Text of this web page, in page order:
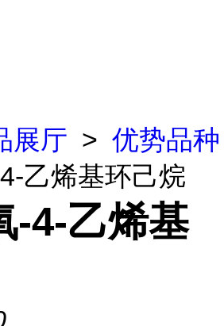
展厅 > 优势品种
乙烯基环己烷
-4-乙烯基